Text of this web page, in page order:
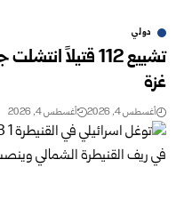
دولي
تشييع 112
غزة
أغسطس 4, 2026 أغسطس 4, 2026